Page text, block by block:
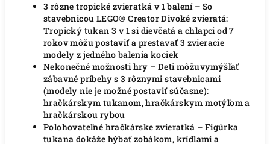
3 rôzne tropické zvieratká v 1 balení – So
stavebnicou LEGO® Creator Divoké zvieratá:
Tropický tukan 3 v 1 si dievčatá a chlapci od 7
rokov môžu postaviť a prestavať 3 zvieracie
modely z jedného balenia kociek
Nekonečné možnosti hry – Deti môžuvymýšľať
zábavné príbehy s 3 rôznymi stavebnicami
(modely nie je možné postaviť súčasne):
hračkárskym tukanom, hračkárskym motýľom a
hračkárskou rybou
Polohovateľné hračkárske zvieratká – Figúrka
tukana dokáže hýbať zobákom, krídlami a